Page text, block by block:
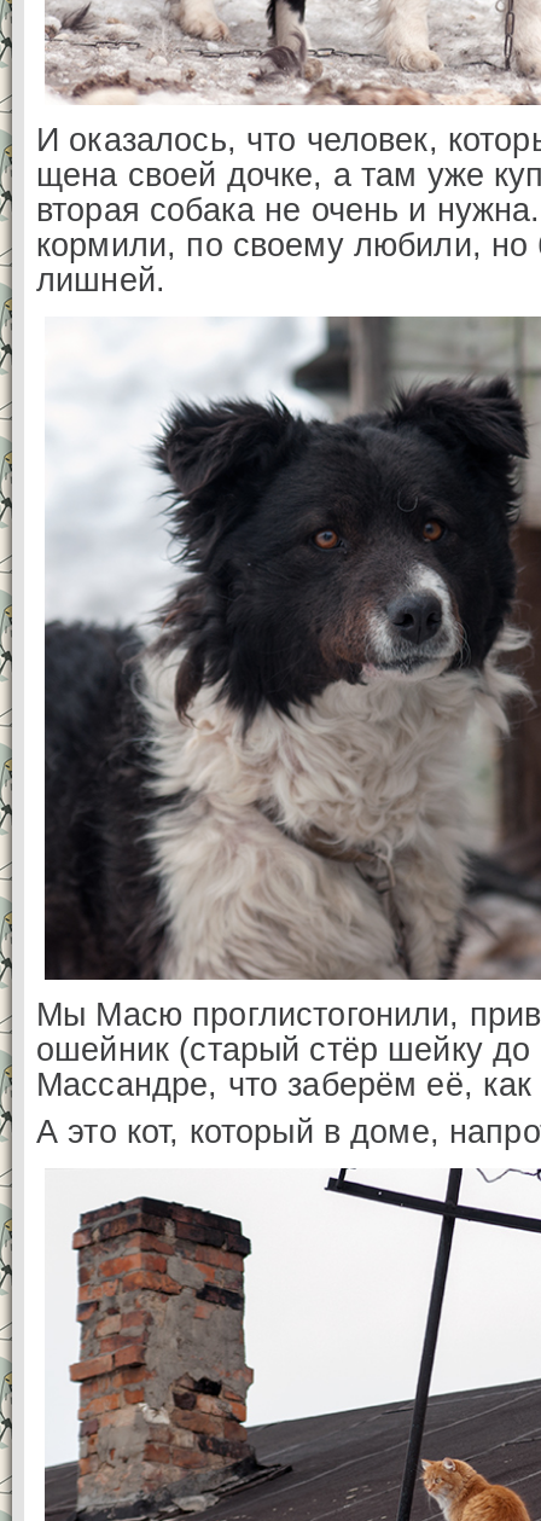
И оказалось, что человек,
щена своей дочке, а там уже
вторая собака не очень и
кормили, по своему любили,
лишней.
Мы Масю проглистогонили,
ошейник (старый стёр шейку
Массандре, что заберём её,
А это кот, который в доме,